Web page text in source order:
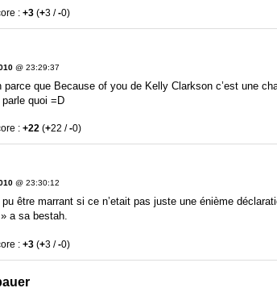
: +3(+3 /-0)
@ 23:29:37
parce que Because of you de Kelly Clarkson c’est une
quoi =D
: +22(+22 /-0)
@ 23:30:12
être marrant si ce n’etait pas juste une énième
a sa bestah.
: +3(+3 /-0)